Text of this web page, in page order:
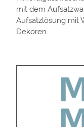
mit dem
Aufsatzlösung mit
Dekoren.